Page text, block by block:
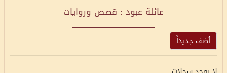
عائلة عبود : قصص وروايات
أضف جديداً